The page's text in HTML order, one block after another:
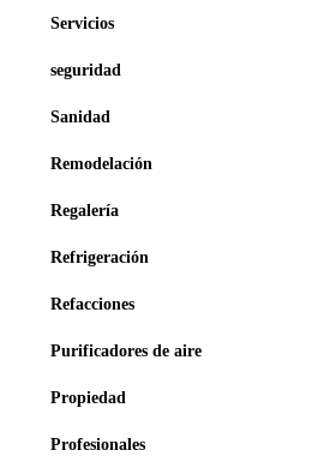
Servicios
seguridad
Sanidad
Remodelación
Regalería
Refrigeración
Refacciones
Purificadores de aire
Propiedad
Profesionales